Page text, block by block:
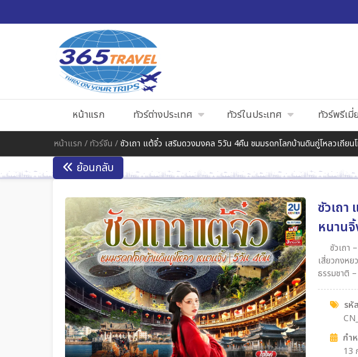
หน้าแรก ทัวร์ต่างประเทศ ทัวร์ในประเทศ ทัวร์พรีเมี่
หน้าแรก /ทัวร์จีน /ซัวเถา แต้จิ๋ว เสริมดวงมงคล 5วัน 4คืน ชมมรดกโลกบ้านดินถู่โหลวเถีย
ย้อนกลับ
ซัวเถา
หนาน
ซัวเถา – สุสานพระเจ้าตากสินมหาราช – ไฮตังม่า(เจ้าแม่ทับทิม) – เฮียงบูซัว(เจ้าพ่อเสือ) – ไต่ฮงกง (ปอเต๊กตึ๊ง) – ถนนโบราณ
เสี่ยวกงหยวน – เมืองจางโจว – เทพเจ้าโจวจือกง – เมืองหนานจิ้ง – บ้านดินถู่โหลวเถียนห
ธรรมชาติ – เมืองแต้จิ๋ว – วัดไคหยวน – สะพานกว่างจี้ – ศาลเจ้ามังกรเขียว – เมนูพิเศษ! สุกี้ซีฟู้ด, อาหารแต้จิ๋ว 18 อย่าง, ห่านพะโล้
หัวสิงโตต้น
รหั
กำ
13